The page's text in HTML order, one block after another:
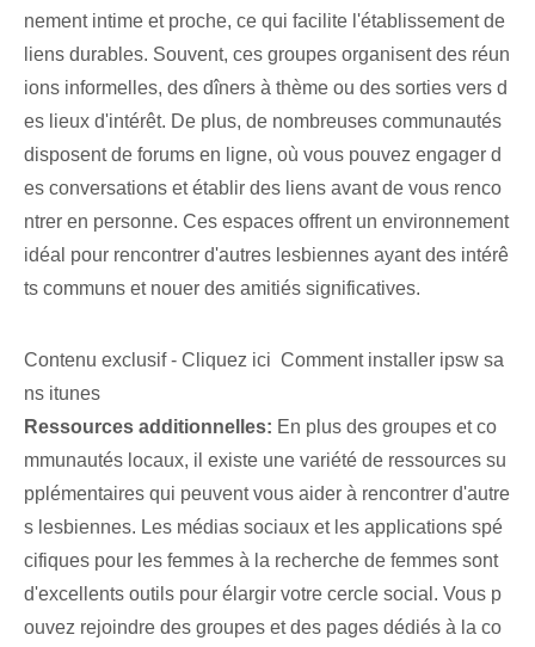
nement intime et proche, ce qui facilite l'établissement de
liens durables. Souvent, ces groupes organisent des réun
ions informelles, des dîners à thème ou des sorties vers d
es lieux d'intérêt. De plus, de nombreuses communautés
disposent de forums en ligne, où vous pouvez engager d
es conversations et établir des liens avant de vous renco
ntrer en personne. Ces espaces offrent un environnement
idéal pour rencontrer d'autres lesbiennes ayant des intérê
ts communs et nouer des amitiés significatives.
Contenu exclusif - Cliquez ici Comment installer ipsw sa
ns itunes
Ressources additionnelles: En plus des groupes et co
mmunautés locaux, il existe une variété de ressources su
pplémentaires qui peuvent vous aider à rencontrer d'autre
s lesbiennes. Les médias sociaux et les applications spé
cifiques pour les femmes à la recherche de femmes sont
d'excellents outils pour élargir votre cercle social. Vous p
ouvez rejoindre des groupes et des pages dédiés à la co